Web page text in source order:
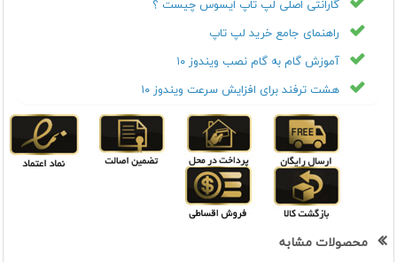
گارانتی اصلی لپ تاپ ایسوس چیست ؟
راهنمای جامع خرید لپ تاپ
آموزش گام به گام نصب ویندوز ۱۰
هشت ترفند برای افزایش سرعت ویندوز ۱۰
محصولات مشابه